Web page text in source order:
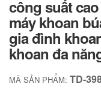
công suất
máy khoan
gia đình
khoan đa
MÃ SẢN PHẨM: TD-